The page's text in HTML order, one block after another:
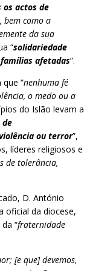
os actos de
bem como a
da sua
“solidariedade
afetadas”.
“nenhuma fé
o medo ou a
do Islão levam a
ou terror”,
líderes religiosos e
de tolerância,
D. António
oficial da diocese,
“fraternidade
[e que] devemos,